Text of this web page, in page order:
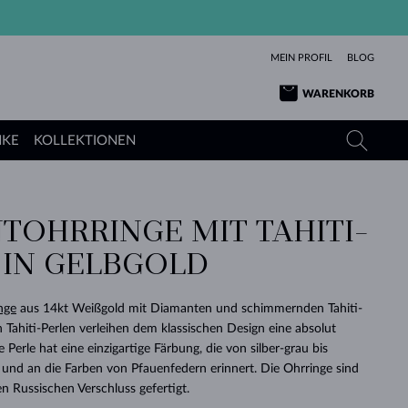
MEIN PROFIL BLOG
WARENKORB
RICHTIGEN
DURCHSEHEN
LIEBE
DURCHSEHEN
GELBGOLD
ROSÉGOLD
ANGEBOT
DURCHSEHEN
TANSANITE
TOPASE
TURMALINE
MOLDAVITE
BABY-OHRRINGE
HOCHZEITSOHRRINGE
SCHÖN
DURCHSEHEN
TURMALINE
MOLDAVITE
MINERALKETTEN
PERLEN ANHÄNGER
WEISSGOLD
GELBGOLD
SIMPLEN
DINGE
ARMBÄNDER
DURCHSEHEN
PERLEN
DURCHSEHEN
SAPHIRE
SMARAGDE
MOLDAVITE
MINERALIEN
HOCHZEITSSCHMUCK
GELBGOLD
KLENOTA
DURCHSEHEN
SCHENKEN
DURCHSEHEN
KOLLEKTIONEN
KOLLEKTIONEN
DURCHSEHEN
MIT TAHITI-
GELBGOLD
aus 14kt Weißgold mit Diamanten und schimmernden Tahiti-
Tahiti-Perlen verleihen dem klassischen Design eine absolut
Perle hat eine einzigartige Färbung, die von silber-grau bis
an die Farben von Pfauenfedern erinnert. Die Ohrringe sind
Russischen Verschluss gefertigt.